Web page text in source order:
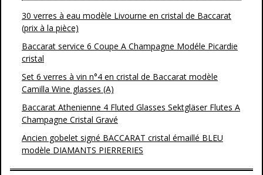
30 verres à eau modèle Livourne en cristal de Baccarat
(prix à la pièce)
Baccarat service 6 Coupe A Champagne Modéle Picardie
cristal
Set 6 verres à vin n°4 en cristal de Baccarat modèle
Camilla Wine glasses (A)
Baccarat Athenienne 4 Fluted Glasses Sektgläser Flutes A
Champagne Cristal Gravé
Ancien gobelet signé BACCARAT cristal émaillé BLEU
modèle DIAMANTS PIERRERIES